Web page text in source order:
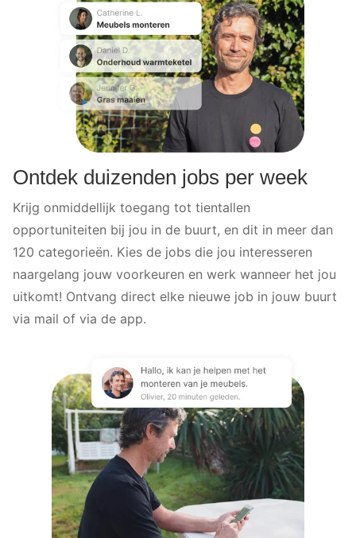
Ontdek duizenden jobs per week
Krijg onmiddellijk toegang tot tientallen
opportuniteiten bij jou in de buurt, en dit in meer dan
120 categorieën. Kies de jobs die jou interesseren
naargelang jouw voorkeuren en werk wanneer het jou
uitkomt! Ontvang direct elke nieuwe job in jouw buurt
via mail of via de app.